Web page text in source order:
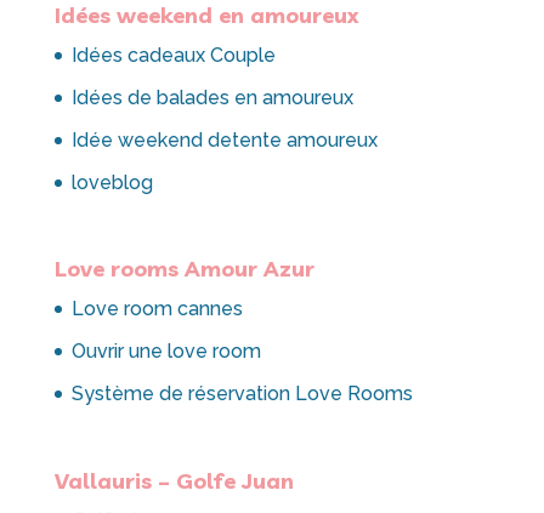
Idées weekend en amoureux
Idées cadeaux Couple
Idées de balades en amoureux
Idée weekend detente amoureux
loveblog
Love rooms Amour Azur
Love room cannes
Ouvrir une love room
Système de réservation Love Rooms
Vallauris – Golfe Juan